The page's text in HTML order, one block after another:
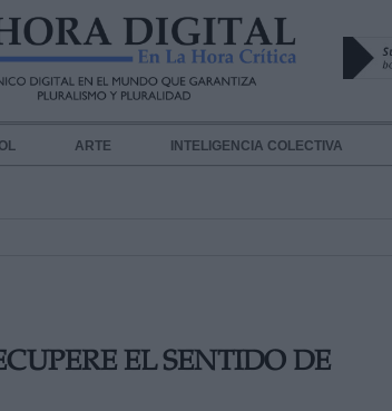
ARTE INTELIGENCIA COLECTIVA
EL SENTIDO DE